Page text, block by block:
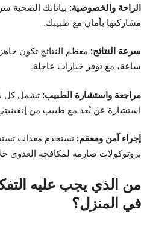
الراحة والخصوصية:
مشاركتها بأمان مع طبيبك.
سرعة النتائج:
ساعة، مع توفر خيارات عاجلة.
مراجعة واستشارة الطبيب: تشمل كل
استشارة عن بُعد مع طبيب من
إجراء آمن ومعقم: نستخدم معدات
بروتوكولات صارمة لمكافحة العدوى
من الذي يجب عليه
في المنزل؟